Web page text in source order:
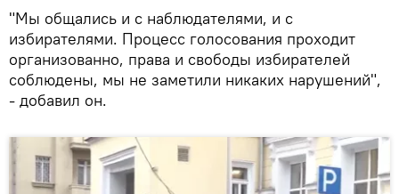
"Мы общались и с наблюдателями, и с
избирателями. Процесс голосования проходит
организованно, права и свободы избирателей
соблюдены, мы не заметили никаких нарушений",
- добавил он.